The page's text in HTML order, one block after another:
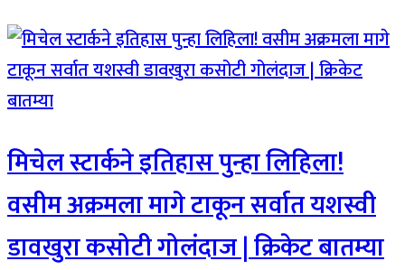
मिचेल स्टार्कने इतिहास पुन्हा लिहिला!
वसीम अक्रमला मागे टाकून सर्वात यशस्वी
डावखुरा कसोटी गोलंदाज | क्रिकेट बातम्या